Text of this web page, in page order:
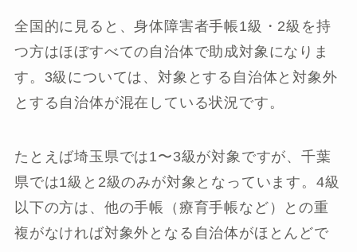
全国的に見ると、身体障害者手帳1級・2級を持
つ方はほぼすべての自治体で助成対象になりま
す。3級については、対象とする自治体と対象外
とする自治体が混在している状況です。
たとえば埼玉県では1〜3級が対象ですが、千葉
県では1級と2級のみが対象となっています。4級
以下の方は、他の手帳（療育手帳など）との重
複がなければ対象外となる自治体がほとんどで